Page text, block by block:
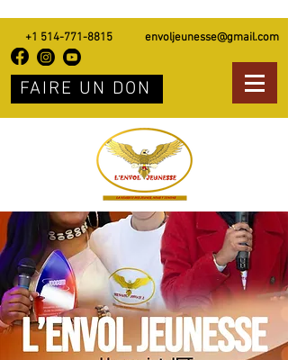
+1 514-771-8815 envoljeunesse@gmail.com
FAIRE UN DON